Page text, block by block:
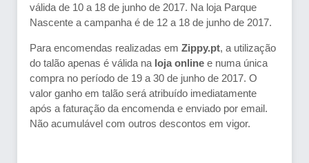
válida de 10 a 18 de junho de 2017. Na loja Parque
Nascente a campanha é de 12 a 18 de junho de 2017.
Para encomendas realizadas em Zippy.pt, a utilização
do talão apenas é válida na loja online e numa única
compra no período de 19 a 30 de junho de 2017. O
valor ganho em talão será atribuído imediatamente
após a faturação da encomenda e enviado por email.
Não acumulável com outros descontos em vigor.